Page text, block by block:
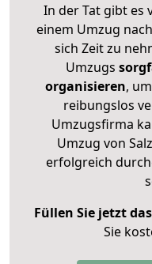
In der Tat gibt es
einem Umzug
sich Zeit zu
Umzugs
organisieren,
reibungslos
Umzugsfirma
Umzug von
erfolgreich
Füllen Sie jetzt
Sie